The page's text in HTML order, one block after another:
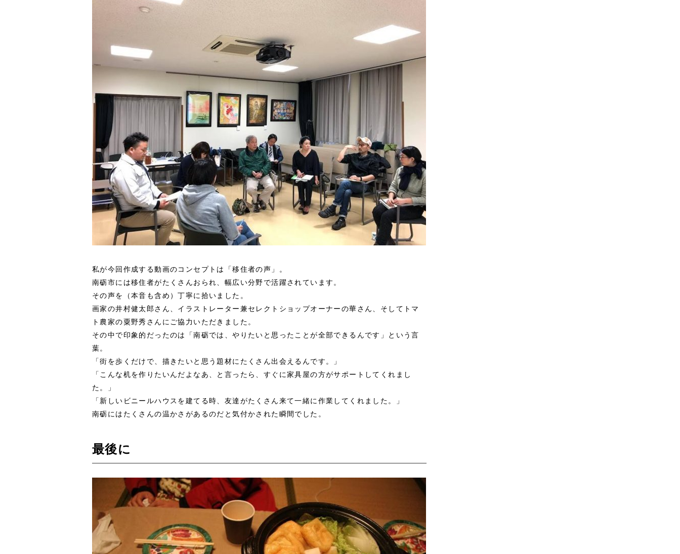
私が今回作成する動画のコンセプトは「移住者の声」。
南砺市には移住者がたくさんおられ、幅広い分野で活躍されています。
その声を（本音も含め）丁寧に拾いました。
画家の井村健太郎さん、イラストレーター兼セレクトショップオーナーの華さん、そしてトマ
ト農家の粟野秀さんにご協力いただきました。
その中で印象的だったのは「南砺では、やりたいと思ったことが全部できるんです」という言
葉。
「街を歩くだけで、描きたいと思う題材にたくさん出会えるんです。」
「こんな机を作りたいんだよなあ、と言ったら、すぐに家具屋の方がサポートしてくれまし
た。」
「新しいビニールハウスを建てる時、友達がたくさん来て一緒に作業してくれました。」
南砺にはたくさんの温かさがあるのだと気付かされた瞬間でした。
最後に